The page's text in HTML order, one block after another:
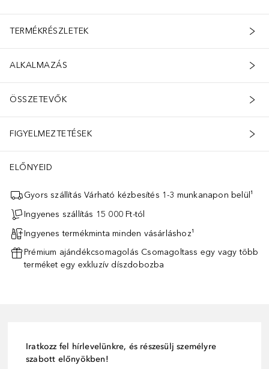
TERMÉKRÉSZLETEK
ALKALMAZÁS
ÖSSZETEVŐK
FIGYELMEZTETÉSEK
ELŐNYEID
Gyors szállítás Várható kézbesítés 1-3 munkanapon belül¹
Ingyenes szállítás 15 000 Ft-tól
Ingyenes termékminta minden vásárláshoz¹
Prémium ajándékcsomagolás Csomagoltass egy vagy több
terméket egy exkluzív díszdobozba
Iratkozz fel hírlevelünkre, és részesülj személyre
szabott előnyökben!